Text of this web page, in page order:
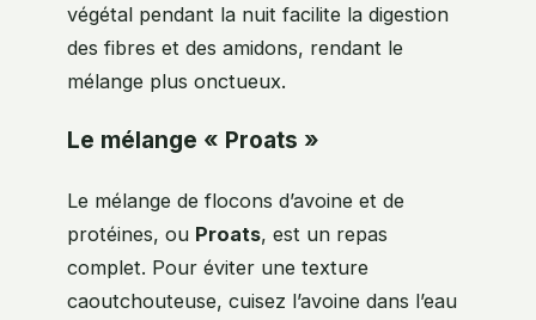
végétal pendant la nuit facilite la digestion
des fibres et des amidons, rendant le
mélange plus onctueux.
Le mélange « Proats »
Le mélange de flocons d’avoine et de
protéines, ou Proats, est un repas
complet. Pour éviter une texture
caoutchouteuse, cuisez l’avoine dans l’eau